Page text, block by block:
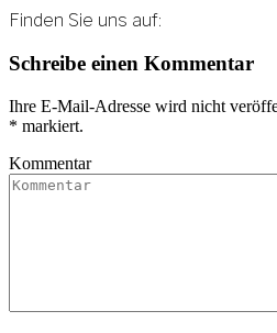
Finden Sie uns auf:
Linkedin
page
opens
in
new
window
E-
Mail
page
opens
new
window
Schreibe einen Kommentar
Ihre E-Mail-Adresse wird nicht
* markiert.
Kommentar